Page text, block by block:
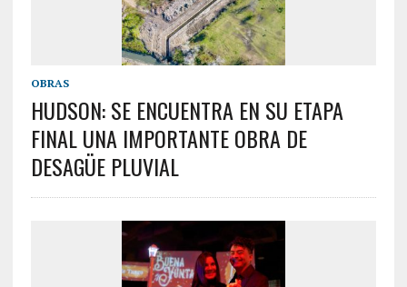
OBRAS
HUDSON: SE ENCUENTRA EN SU ETAPA
FINAL UNA IMPORTANTE OBRA DE
DESAGÜE PLUVIAL